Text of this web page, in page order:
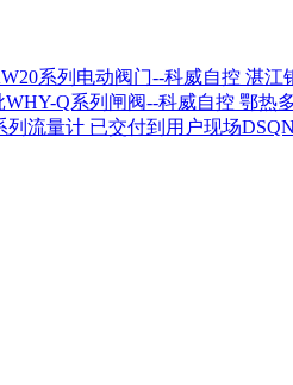
湛江
鄂热
已交付到用户现场